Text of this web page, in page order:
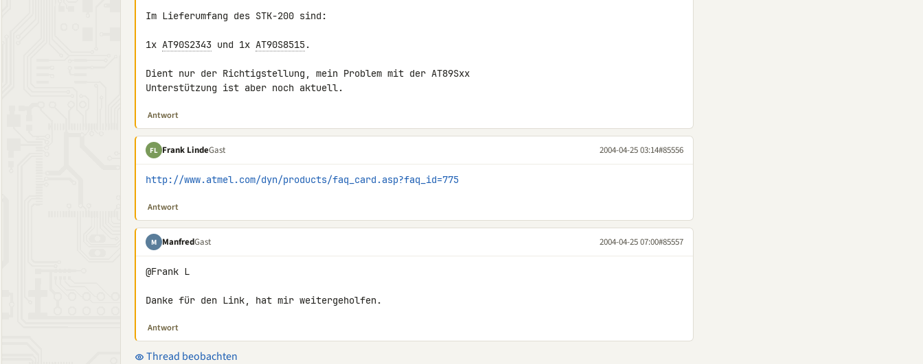
Im Lieferumfang des STK-200 sind:
1x AT90S2343 und 1x AT90S8515.
Dient nur der Richtigstellung, mein Problem mit der AT89Sxx
Unterstützung ist aber noch aktuell.
Antwort
FL Frank LindeGast 2004-04-25 03:14#85556
http://www.atmel.com/dyn/products/faq_card.asp?faq_id=775
Antwort
M ManfredGast 2004-04-25 07:00#85557
@Frank L
Danke für den Link, hat mir weitergeholfen.
Antwort
Thread beobachten